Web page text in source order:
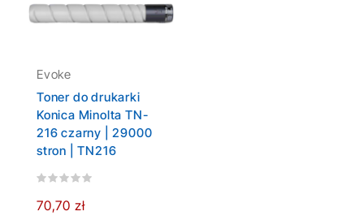
Evoke
Toner do drukarki
Konica Minolta TN-
216 czarny | 29000
stron | TN216
70,70 zł